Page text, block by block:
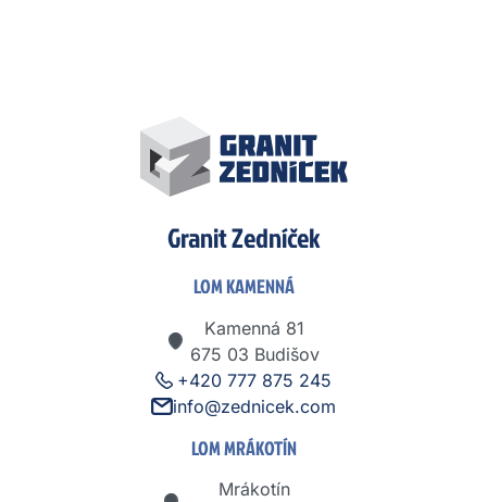
Granit Zedníček
LOM KAMENNÁ
+420 777 875 245
info@zednicek.com
Kamenná 81
675 03 Budišov
LOM MRÁKOTÍN
Mrákotín